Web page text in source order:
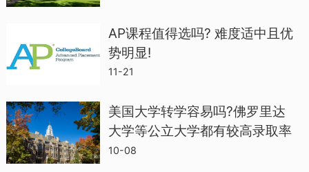
个对比，逐个解决知识点，最后对错题进
行整理归纳总结，弄清楚自己的知识比弱
点在哪。
AP课程值得选吗? 难度适中且优
势明显!
11-21
美国大学转学容易吗?佛罗里达
大学等公立大学都有较高录取率
10-08